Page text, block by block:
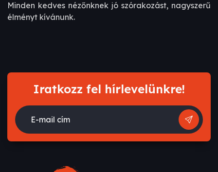
Minden kedves nézőnknek jó szórakozást, nagyszerű
élményt kívánunk.
Iratkozz fel hírlevelünkre!
E-mail cím